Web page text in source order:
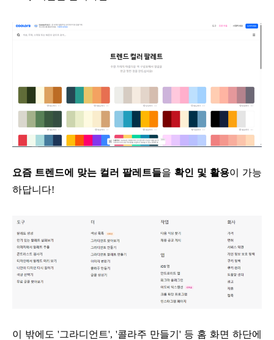
요즘 트렌드에 맞는 컬러 팔레트들을 확인 및 활용이 가능
하답니다!
이 밖에도 '그라디언트', '콜라주 만들기' 등 홈 화면 하단에